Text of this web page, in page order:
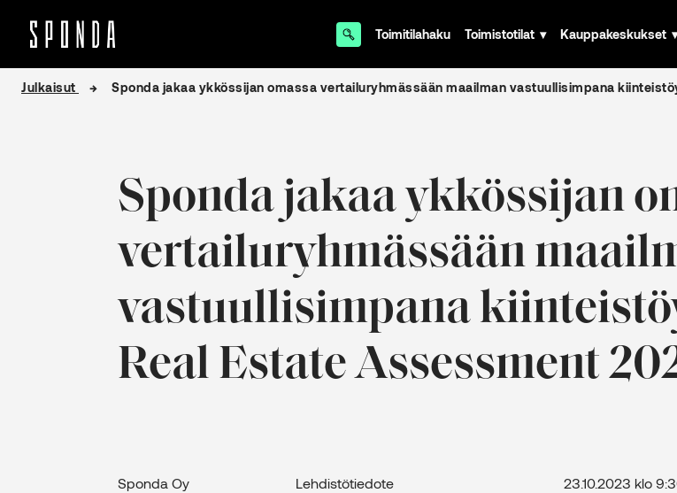
Toimitilahaku Toimistotilat Kauppakeskukset
sisältöön
Julkaisut Sponda jakaa ykkössijan omassa vertailuryhmässään maailman vastuullisimpana
Sponda jakaa ykkössijan
vertailuryhmässään
vastuullisimpana
Real Estate Assessment
Sponda Oy Lehdistötiedote 23.10.2023 klo